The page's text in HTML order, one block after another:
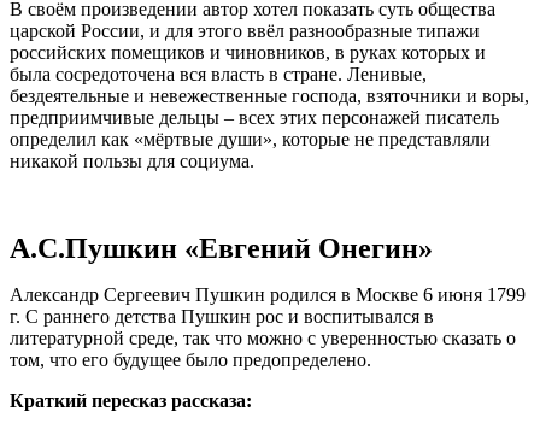
В своём произведении автор хотел показать суть общества
царской России, и для этого ввёл разнообразные типажи
российских помещиков и чиновников, в руках которых и
была сосредоточена вся власть в стране. Ленивые,
бездеятельные и невежественные господа, взяточники и воры,
предприимчивые дельцы – всех этих персонажей писатель
определил как «мёртвые души», которые не представляли
никакой пользы для социума.
А.С.Пушкин «Евгений Онегин»
Александр Сергеевич Пушкин родился в Москве 6 июня 1799
г. С раннего детства Пушкин рос и воспитывался в
литературной среде, так что можно с уверенностью сказать о
том, что его будущее было предопределено.
Краткий пересказ рассказа: